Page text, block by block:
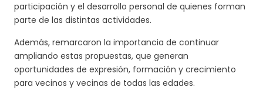
participación y el desarrollo personal de quienes forman
parte de las distintas actividades.
Además, remarcaron la importancia de continuar
ampliando estas propuestas, que generan
oportunidades de expresión, formación y crecimiento
para vecinos y vecinas de todas las edades.